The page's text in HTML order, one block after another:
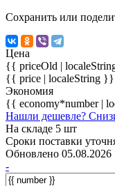
Сохранить или
Цена
{{ priceOld |
{{ price | localeString }}
Экономия
{{ economy*number |
Нашли дешевле?
На складе 5 шт
Сроки поставки
Обновлено 05.08.2026
-